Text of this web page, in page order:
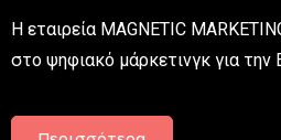
Η εταιρεία MAGNETIC
στο ψηφιακό μάρκετινγκ για την